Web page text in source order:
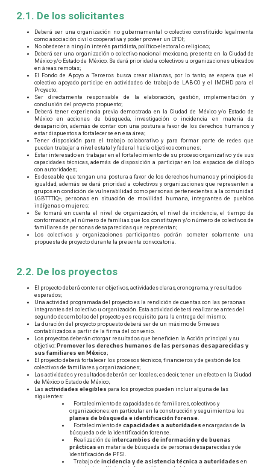
2.1. De los solicitantes
Deberá ser una organización no gubernamental o colectivo constituido legalmente
como asociación civil o cooperativa y poder proveer un CFDI;
No obedecer a ningún interés partidista, político-electoral o religioso;
Deberá ser una organización o colectivo nacional mexicano, presente en la Ciudad de
México y/o Estado de México. Se dará prioridad a colectivos u organizaciones ubicados
en áreas remotas;
El Fondo de Apoyo a Terceros busca crear alianzas, por lo tanto, se espera que el
colectivo apoyado participe en actividades de trabajo de LAB-CO y el IMDHD para el
Proyecto;
Ser directamente responsable de la elaboración, gestión, implementación y
conclusión del proyecto propuesto;
Deberá tener experiencia previa demostrada en la Ciudad de México y/o Estado de
México en acciones de búsqueda, investigación o incidencia en materia de
desaparición, además de contar con una postura a favor de los derechos humanos y
estar dispuestos a fortalecerse en esa área;
Tener disposición para el trabajo colaborativo y para formar parte de redes que
puedan trabajar a nivel estatal y federal hacia objetivos comunes;
Estar interesado en trabajar en el fortalecimiento de su proceso organizativo y de sus
capacidades técnicas, además de disposición a participar en los espacios de diálogo
con autoridades;
Es deseable que tengan una postura a favor de los derechos humanos y principios de
igualdad, además se dará prioridad a colectivos y organizaciones que representen a
grupos en condición de vulnerabilidad como personas pertenecientes a la comunidad
LGBTTTIQ+, personas en situación de movilidad humana, integrantes de pueblos
indígenas o mujeres;
Se tomará en cuenta el nivel de organización, el nivel de incidencia, el tiempo de
conformación, el número de familias que los constituyen y/o número de colectivos de
familiares de personas desaparecidas que representan;
Los colectivos y organizaciones participantes podrán someter solamente una
propuesta de proyecto durante la presente convocatoria.
2.2. De los proyectos
El proyecto deberá contener objetivos, actividades claras, cronograma, y resultados
esperados;
Una actividad programada del proyecto es la rendición de cuentas con las personas
integrantes del colectivo u organización. Esta actividad deberá realizarse antes del
segundo desembolso del proyecto y es requisito para la entrega del mismo;
La duración del proyecto propuesto deberá ser de un máximo de 5 meses
contabilizados a partir de la firma del convenio.
Los proyectos deberán otorgar resultados que beneficien la Acción principal y su
objetivo: Promover los derechos humanos de las personas desaparecidas y
sus familiares en México;
El proyecto deberá fortalecer los procesos técnicos, financieros y de gestión de los
colectivos de familiares y organizaciones;
Las actividades y resultados deberán ser locales; es decir, tener un efecto en la Ciudad
de México o Estado de México;
Las actividades elegibles para los proyectos pueden incluir alguna de las
siguientes:
Fortalecimiento de capacidades de familiares, colectivos y
organizaciones; en particular en la construcción y seguimiento a los
planes de búsqueda e identificación forense.
Fortalecimiento de capacidades a autoridades encargadas de la
búsqueda o de la identificación forense.
Realización de intercambios de información y de buenas
prácticas en materia de búsqueda de personas desaparecidas y de
identificación de PFSI.
Trabajo de incidencia y de asistencia técnica a autoridades en